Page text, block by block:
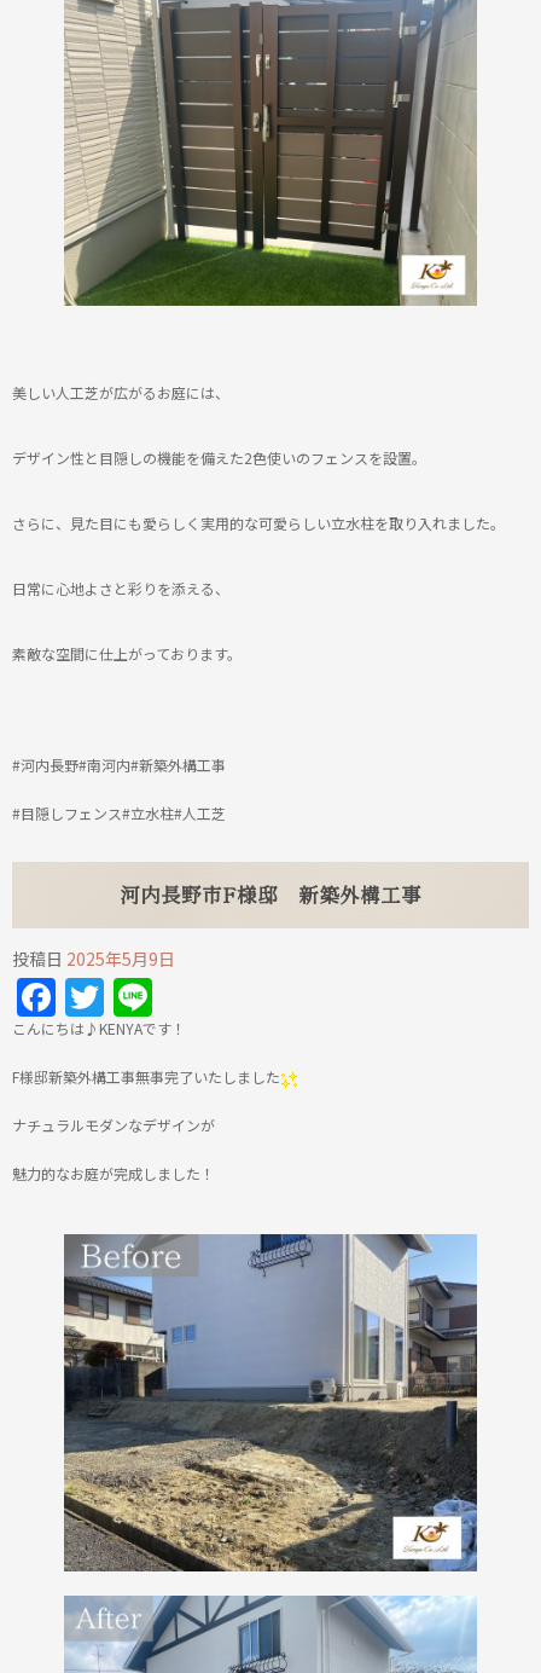
美しい人工芝が広がるお庭には、
デザイン性と目隠しの機能を備えた2色使いのフェンスを設置。
さらに、見た目にも愛らしく実用的な可愛らしい立水柱を取り入れました。
日常に心地よさと彩りを添える、
素敵な空間に仕上がっております。
#河内長野#南河内#新築外構工事
#目隠しフェンス#立水柱#人工芝
河内長野市F様邸 新築外構工事
投稿日 2025年5月9日
Facebook
Twitter
こんにちは♪KENYAです！
F様邸新築外構工事無事完了いたしました
ナチュラルモダンなデザインが
魅力的なお庭が完成しました！